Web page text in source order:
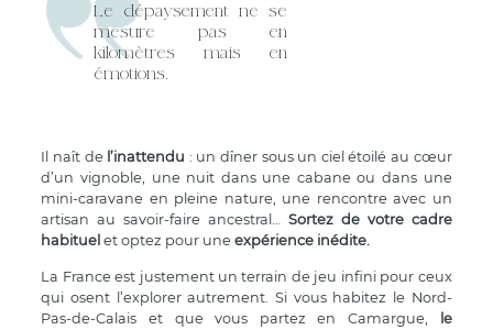
Le dépaysement ne se
mesure pas en
kilomètres mais en
émotions.
Il naît de l’inattendu : un dîner sous un ciel étoilé au cœur
d’un vignoble, une nuit dans une cabane ou dans une
mini-caravane en pleine nature, une rencontre avec un
artisan au savoir-faire ancestral… Sortez de votre cadre
habituel et optez pour uneexpérience inédite.
La France est justement un terrain de jeu infini pour ceux
qui osent l’explorer autrement. Si vous habitez le Nord-
Pas-de-Calais et que vous partez en Camargue,
le